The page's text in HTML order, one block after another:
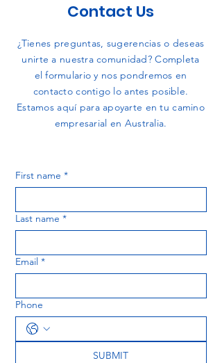
Contact Us
¿Tienes preguntas, sugerencias o deseas
unirte a nuestra comunidad? Completa
el formulario y nos pondremos en
contacto contigo lo antes posible.
Estamos aquí para apoyarte en tu camino
empresarial en Australia.
First name *
Last name *
Email *
Phone
SUBMIT